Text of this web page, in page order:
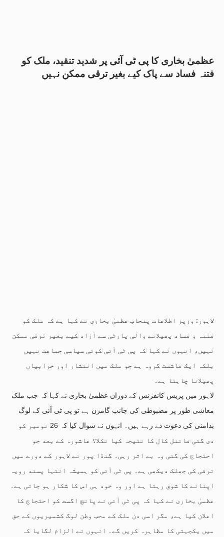
عظمیٰ بخاری کا پی ٹی آئی پر شدید تنقید، ملک کو
فتنہ فساد سے پاک کیے بغیر ترقی ممکن نہیں
لاہور: وزیر اطلاعات پنجاب عظمیٰ بخاری نے کہا ہے کہ ملک کو
فتنہ و فساد پھیلانے والی پارٹی سے آزاد کیے بغیر ترقی ممکن
نہیں، انہوں نے کہا کہ پی ٹی آئی کوئی سیاسی جماعت نہیں
بلکہ ایک فاشسٹ گروہ ہے جو ملک میں انتشار اور خرابیاں
پھیلانا چاہتا ہے۔
لاہور میں پریس کانفرنس کے دوران عظمیٰ بخاری نے کہا کہ جب ملک
معاشی طور پر مضبوطی کی جانب گامزن ہے تو پی ٹی آئی کے لوگ
بدامنی کی دعوت دے رہے ہیں۔ انہوں نے سوال کیا کہ 26 نومبر کو
دی گئی فائنل کال کا نتیجہ کیا نکلا؟ عاشورہ کے بعد جو
احتجاج کی گئی وہ بے اثر رہی۔ گنڈا پور نے لاہور کے دورے میں
ترقی کی جھلک دیکھی ہے۔ پی ٹی آئی کو ہمیشہ انتہا پسند رویہ
اپنانے کا شوق رہتا ہے اور وہ خود ہی اس کا شکار ہو جاتی ہے۔
عظمیٰ بخاری نے کہا کہ پی ٹی آئی نے پانچ اگست کو احتجاج کا
اعلان کیا ہے، مگر اسی دن ملک کے محب وطن لوگ کشمیریوں کے حق
میں یکجہتی کا مظاہرہ کریں گے۔ انہوں نے الزام لگایا کہ